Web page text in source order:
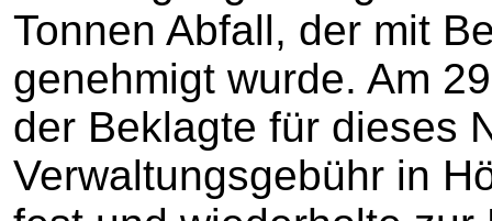
Tonnen Abfall, der mit
genehmigt wurde. Am
der Beklagte für dieses
Verwaltungsgebühr in